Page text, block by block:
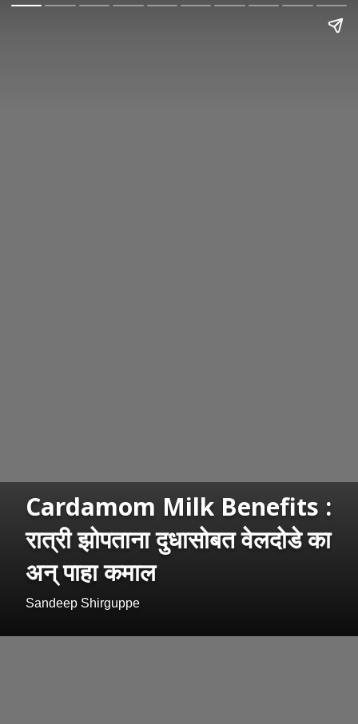
Cardamom Milk Benefits :
रात्री झोपताना दुधासोबत वेलदोडे का
अन् पाहा कमाल
Sandeep Shirguppe